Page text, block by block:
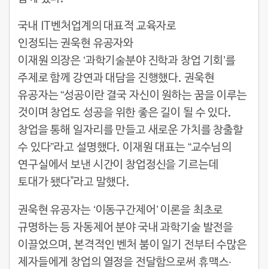
국내 IT벤처업계의 대표적 교육자로
인정되는 권욱현 유공자와
이재원 의장은 ‘과학기술분야 진학과 창업 기회’를
주제로 함께 강연과 대담을 진행했다. 권욱현
유공자는 “성공이란 결국 자신이 원하는 꿈을 이루는
것이며 창업도 성공을 위한 좋은 길이 될 수 있다.
창업을 통해 일자리를 만들고 새로운 가치를 창출할
수 있다”라고 설명했다. 이재원 대표는 “교수님의
연구실에서 보낸 시간이 창업정신을 기르는데
토대가 됐다"라고 말했다.
권욱현 유공자는 ‘이동구간제어’ 이론을 최초로
규명하는 등 자동제어 분야 국내 과학기술 발전을
이끌었으며, 본격적인 벤처 붐이 일기 전부터 수많은
제자들에게 창업의 열정을 전달함으로써 휴맥스‧